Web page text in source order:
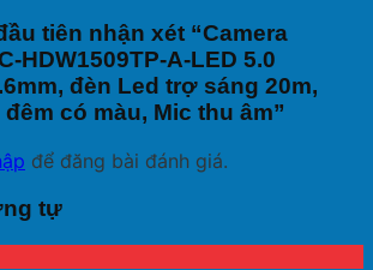
tiên nhận xét “Camera
HDW1509TP-A-LED 5.0
đèn Led trợ sáng 20m,
có màu, Mic thu âm”
để đăng bài đánh giá.
tự